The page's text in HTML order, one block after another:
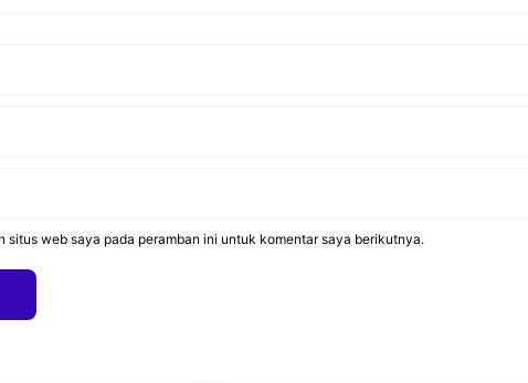
situs web saya pada peramban ini untuk komentar saya berikutnya.